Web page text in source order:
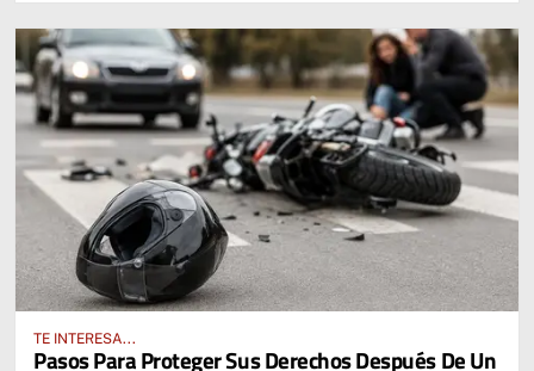
TE INTERESA...
Pasos Para Proteger Sus Derechos Después De Un